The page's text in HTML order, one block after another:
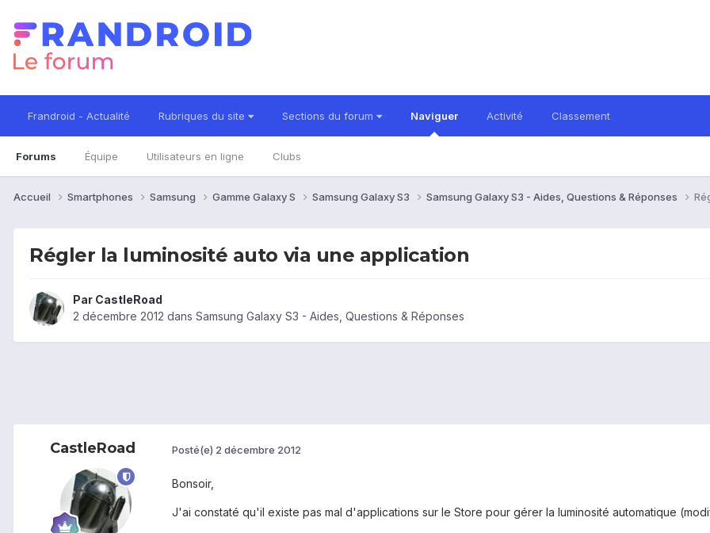
Frandroid - Actualité Rubriques du site Sections du forum Naviguer
Forums Équipe Utilisateurs en ligne Clubs
Activité Classement
Accueil Smartphones Samsung Gamme Galaxy S Samsung Galaxy S3 Samsung Galaxy S3 - Aides, Questions & Réponses
Régler la luminosité auto via une application
Par CastleRoad
2 décembre 2012 dans Samsung Galaxy S3 - Aides, Questions & Réponses
CastleRoad Posté(e) 2 décembre 2012
Bonsoir,
J'ai constaté qu'il existe pas mal d'applications sur le Store pour gérer la luminosité automatique